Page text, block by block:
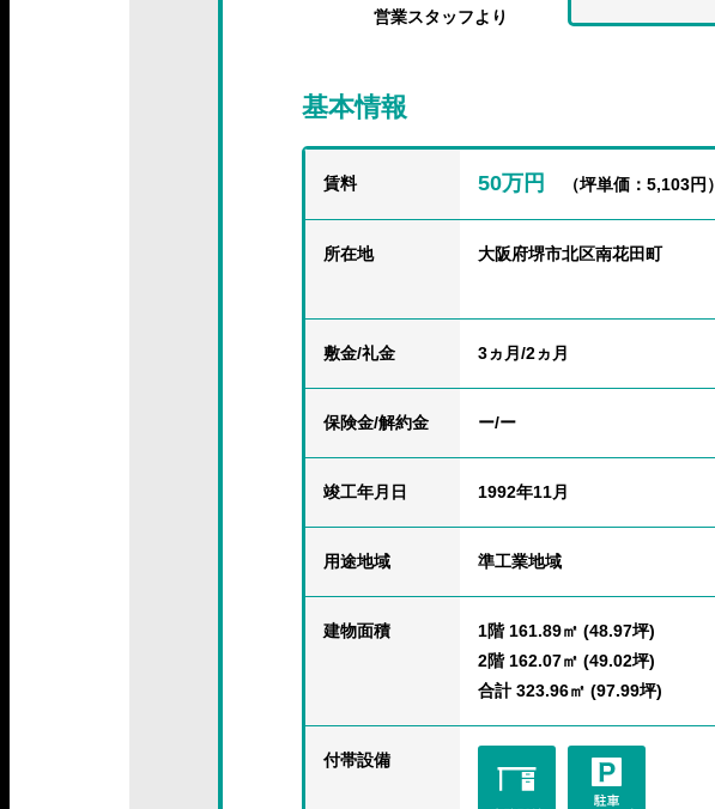
営業スタッフより
基本情報
賃料 50万円 （坪単価：5,103円）
所在地 大阪府堺市北区南花田町
敷金/礼金 3ヵ月/2ヵ月
保険金/解約金 ー/ー
竣工年月日 1992年11月
用途地域 準工業地域
建物面積
1階 161.89㎡ (48.97坪)
2階 162.07㎡ (49.02坪)
合計 323.96㎡ (97.99坪)
付帯設備